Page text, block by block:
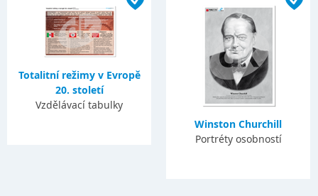
Totalitní režimy v Evropě
20. století
Vzdělávací tabulky
Winston Churchill
Portréty osobností